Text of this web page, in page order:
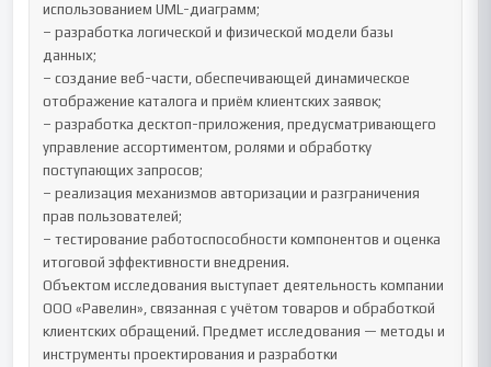
использованием UML-диаграмм;
– разработка логической и физической модели базы
данных;
– создание веб-части, обеспечивающей динамическое
отображение каталога и приём клиентских заявок;
– разработка десктоп-приложения, предусматривающего
управление ассортиментом, ролями и обработку
поступающих запросов;
– реализация механизмов авторизации и разграничения
прав пользователей;
– тестирование работоспособности компонентов и оценка
итоговой эффективности внедрения.
Объектом исследования выступает деятельность компании
ООО «Равелин», связанная с учётом товаров и обработкой
клиентских обращений. Предмет исследования — методы и
инструменты проектирования и разработки